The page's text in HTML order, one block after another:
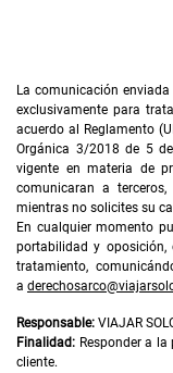
La comunicación
exclusivamente para
acuerdo al Reglamento
Orgánica 3/2018 de 5
vigente en materia de
comunicaran a
mientras no solicites su
En cualquier momento
portabilidad y
tratamiento,
a
Responsable: VIAJAR
Finalidad: Responder a
cliente.